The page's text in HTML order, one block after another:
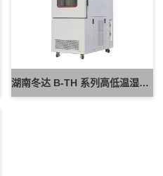
湖南冬达 B-TH 系列高低温湿热试验箱 可定制高低温循环可靠性测试设备